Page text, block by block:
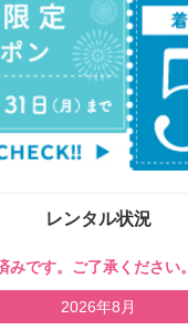
レンタル状況
みです。ご了承ください。
2026年8月